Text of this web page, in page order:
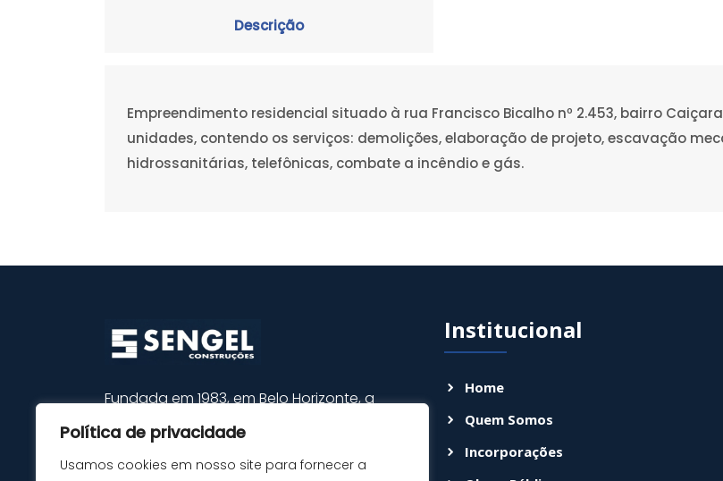
Política de privacidade
Usamos cookies em nosso site para fornecer a
Descrição
Empreendimento residencial situado à rua Francisco Bicalho nº 2.453, bairro
unidades, contendo os serviços: demolições, elaboração de projeto, escavação
hidrossanitárias, telefônicas, combate a incêndio e gás.
Fundada em 1983, em Belo Horizonte, a
SENGEL é hoje uma empresa reconhecida e
de solidez no mercado da construção civíl.
Sua trajetória é marcada por grandes
Institucional
Home
Quem Somos
Incorporações